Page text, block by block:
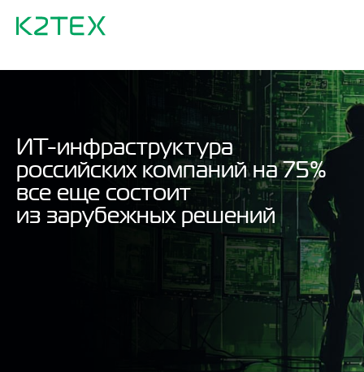
ИТ-инфраструктура
российских компаний на 75%
все еще состоит
из зарубежных решений